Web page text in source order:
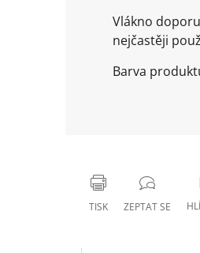
Vlákno
nejčastěji
Barva
TISK ZEPTAT SE